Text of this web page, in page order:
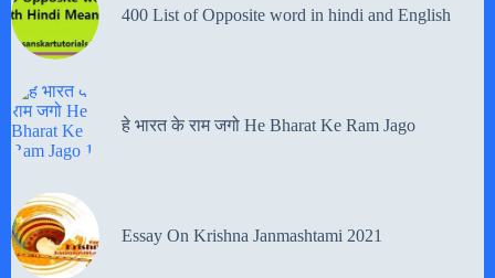
400 List of Opposite word in hindi and English
हे भारत के राम जगो He Bharat Ke Ram Jago
Essay On Krishna Janmashtami 2021